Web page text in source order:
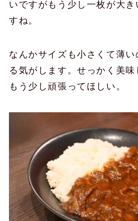
いですがもう少し一枚が大
すね。
なんかサイズも小さくて薄い
る気がします。せっかく美
もう少し頑張ってほしい。